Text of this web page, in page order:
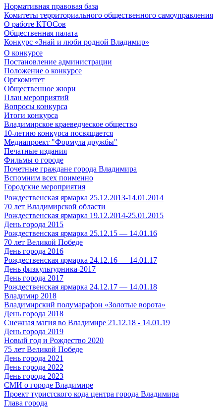
Нормативная правовая база
Комитеты территориального общественного самоуправления
О работе КТОСов
Общественная палата
Конкурс «Знай и люби родной Владимир»
О конкурсе
Постановление администрации
Положение о конкурсе
Оргкомитет
Общественное жюри
План мероприятий
Вопросы конкурса
Итоги конкурса
Владимирское краеведческое общество
10-летию конкурса посвящается
Медиапроект "Формула дружбы"
Печатные издания
Фильмы о городе
Почетные граждане города Владимира
Вспомним всех поименно
Городские мероприятия
Рождественская ярмарка 25.12.2013-14.01.2014
70 лет Владимирской области
Рождественская ярмарка 19.12.2014-25.01.2015
День города 2015
Рождественская ярмарка 25.12.15 — 14.01.16
70 лет Великой Победе
День города 2016
Рождественская ярмарка 24.12.16 — 14.01.17
День физкультурника-2017
День города 2017
Рождественская ярмарка 24.12.17 — 14.01.18
Владимир 2018
Владимирский полумарафон «Золотые ворота»
День города 2018
Снежная магия во Владимире 21.12.18 - 14.01.19
День города 2019
Новый год и Рождество 2020
75 лет Великой Победе
День города 2021
День города 2022
День города 2023
СМИ о городе Владимире
Проект туристского кода центра города Владимира
Глава города